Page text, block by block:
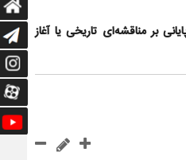
بر مناقشه‌ای تاریخی یا آغاز